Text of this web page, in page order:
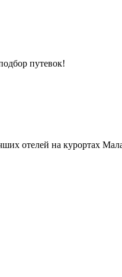
путевок!
отелей на курортах